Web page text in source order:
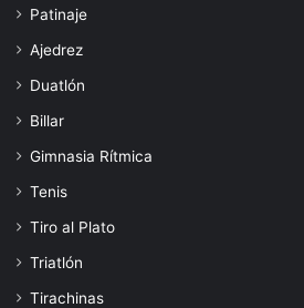
Patinaje
Ajedrez
Duatlón
Billar
Gimnasia Rítmica
Tenis
Tiro al Plato
Triatlón
Tirachinas